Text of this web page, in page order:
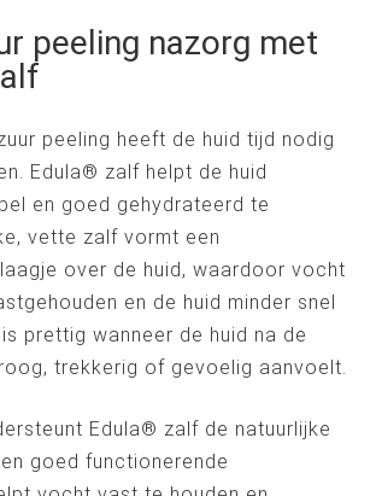
peeling nazorg met
peeling heeft de huid tijd nodig
Edula® zalf helpt de huid
en goed gehydrateerd te
vette zalf vormt een
over de huid, waardoor vocht
en de huid minder snel
prettig wanneer de huid na de
trekkerig of gevoelig aanvoelt.
Edula® zalf de natuurlijke
goed functionerende